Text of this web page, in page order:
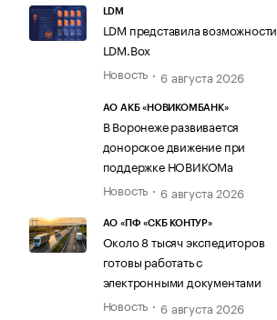
LDM
LDM представила возможности
LDM.Box
Новость
6 августа 2026
АО АКБ «НОВИКОМБАНК»
В Воронеже развивается
донорское движение при
поддержке НОВИКОМа
Новость
6 августа 2026
АО «ПФ «СКБ КОНТУР»
Около 8 тысяч экспедиторов
готовы работать с
электронными документами
Новость
6 августа 2026